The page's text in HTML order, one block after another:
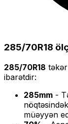
285/70R18
285/70R18
ibarətdir:
285mm -
müəyyən